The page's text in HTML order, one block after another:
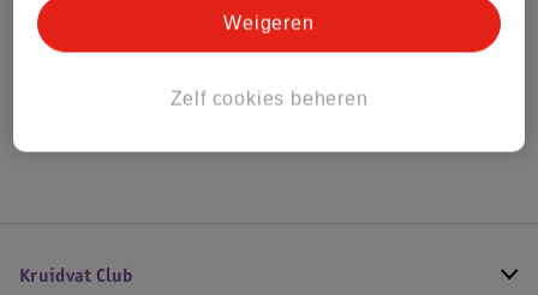
Bekijk ook
Kruidvat Club
Zelf cookies beheren
Weigeren